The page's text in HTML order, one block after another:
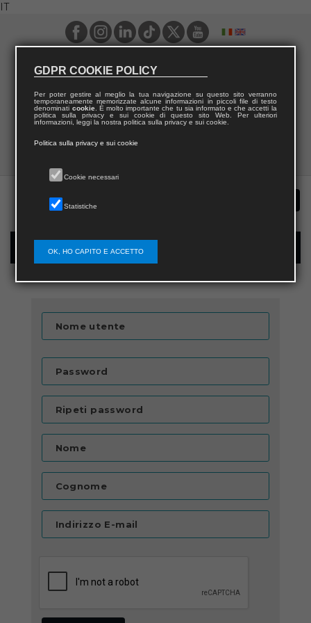
IT
Registrazione nuovo utente per acquisti sul sito
Nome utente
Password
Ripeti password
Nome
Cognome
Indirizzo E-mail
GDPR COOKIE POLICY
Per poter gestire al meglio la tua navigazione su questo sito verranno
temporaneamente memorizzate alcune informazioni in piccoli file di testo
denominati cookie. È molto importante che tu sia informato e che accetti la
politica sulla privacy e sui cookie di questo sito Web. Per ulteriori
informazioni, leggi la nostra politica sulla privacy e sui cookie.
Politica sulla privacy e sui cookie
Cookie necessari
Statistiche
OK, HO CAPITO E ACCETTO